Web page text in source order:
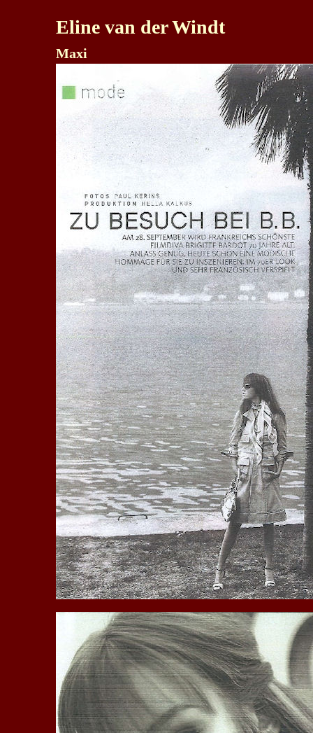
Eline van der Windt
Maxi